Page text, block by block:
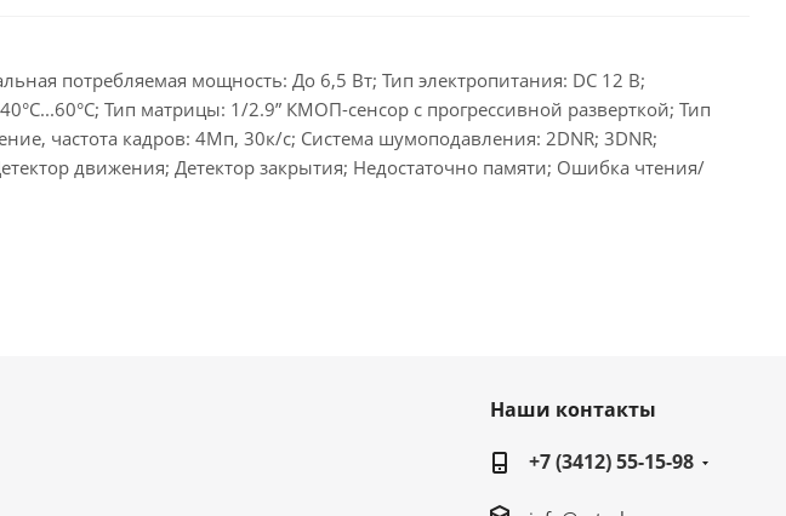
потребляемая мощность: До 6,5 Вт; Тип электропитания: DC 12 В;
Тип матрицы: 1/2.9” КМОП-сенсор с прогрессивной разверткой; Тип
частота кадров: 4Мп, 30к/с; Система шумоподавления: 2DNR; 3DNR;
движения; Детектор закрытия; Недостаточно памяти; Ошибка чтения/
Наши контакты
+7 (3412) 55-15-98